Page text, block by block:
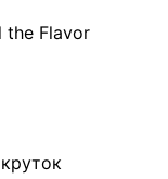
the Flavor